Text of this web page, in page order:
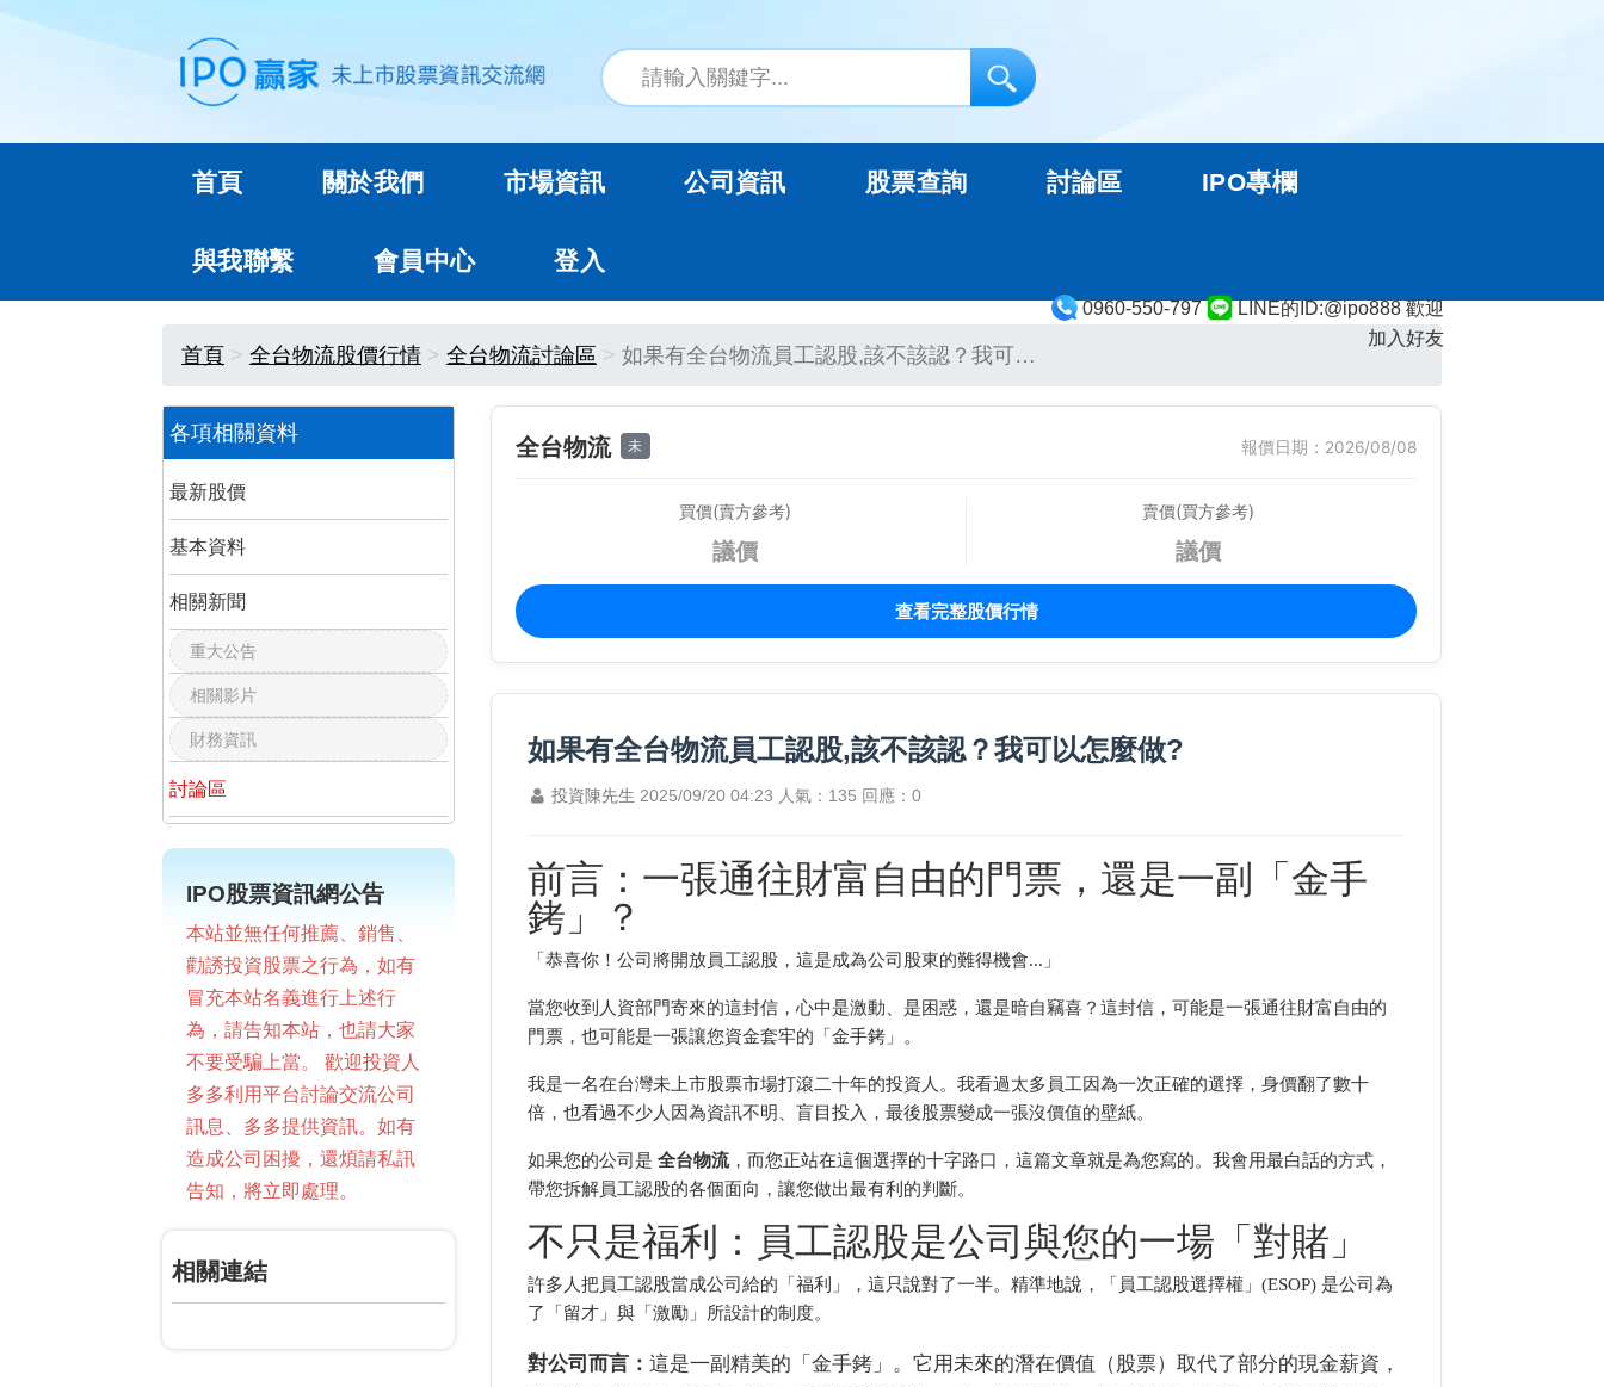
0960-550-797
LINE的ID:@ipo888 歡迎
加入好友
首頁 關於我們 市場資訊 公司資訊 股票查詢 討論區 IPO專欄
與我聯繫 會員中心 登入
首頁 全台物流股價行情 全台物流討論區 如果有全台物流員工認股,該不該認？我可…
各項相關資料
最新股價
基本資料
相關新聞
重大公告
相關影片
財務資訊
討論區
IPO股票資訊網公告
本站並無任何推薦、銷售、
勸誘投資股票之行為，如有
冒充本站名義進行上述行
為，請告知本站，也請大家
不要受騙上當。 歡迎投資人
多多利用平台討論交流公司
訊息、多多提供資訊。如有
造成公司困擾，還煩請私訊
告知，將立即處理。
相關連結
全台物流 未 報價日期：2026/08/08
買價(賣方參考)
議價
賣價(買方參考)
議價
查看完整股價行情
如果有全台物流員工認股,該不該認？我可以怎麼做?
投資陳先生 2025/09/20 04:23 人氣：135 回應：0
前言：一張通往財富自由的門票，還是一副「金手
銬」？
「恭喜你！公司將開放員工認股，這是成為公司股東的難得機會...」
當您收到人資部門寄來的這封信，心中是激動、是困惑，還是暗自竊喜？這封信，可能是一張通往財富自由的
門票，也可能是一張讓您資金套牢的「金手銬」。
我是一名在台灣未上市股票市場打滾二十年的投資人。我看過太多員工因為一次正確的選擇，身價翻了數十
倍，也看過不少人因為資訊不明、盲目投入，最後股票變成一張沒價值的壁紙。
如果您的公司是全台物流，而您正站在這個選擇的十字路口，這篇文章就是為您寫的。我會用最白話的方式，
帶您拆解員工認股的各個面向，讓您做出最有利的判斷。
不只是福利：員工認股是公司與您的一場「對賭」
許多人把員工認股當成公司給的「福利」，這只說對了一半。精準地說，「員工認股選擇權」(ESOP) 是公司為
了「留才」與「激勵」所設計的制度。
對公司而言：這是一副精美的「金手銬」。它用未來的潛在價值（股票）取代了部分的現金薪資，